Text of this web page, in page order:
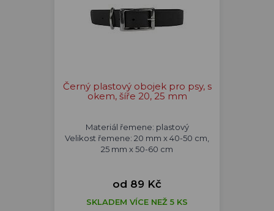
Černý plastový obojek pro psy, s
okem, šíře 20, 25 mm
Materiál řemene: plastový
Velikost řemene: 20 mm x 40-50 cm,
25 mm x 50-60 cm
od 89 Kč
SKLADEM VÍCE NEŽ 5 KS